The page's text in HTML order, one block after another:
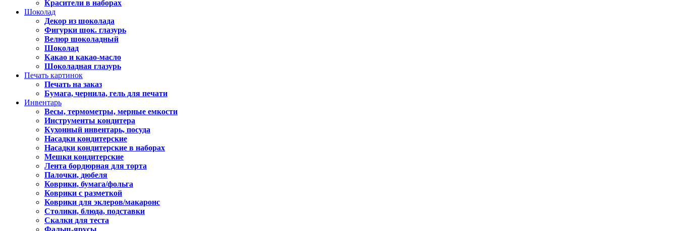
Красители в наборах
Шоколад
Декор из шоколада
Фигурки шок. глазурь
Велюр шоколадный
Шоколад
Какао и какао-масло
Шоколадная глазурь
Печать картинок
Печать на заказ
Бумага, чернила, гель для печати
Инвентарь
Весы, термометры, мерные емкости
Инструменты кондитера
Кухонный инвентарь, посуда
Насадки кондитерские
Насадки кондитерские в наборах
Мешки кондитерские
Лента бордюрная для торта
Палочки, дюбеля
Коврики, бумага/фольга
Коврики с разметкой
Коврики для эклеров/макаронс
Столики, блюда, подставки
Скалки для теста
Фальш-ярусы